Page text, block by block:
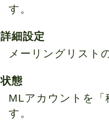
す。
詳細設定
メーリングリスト
状態
MLアカウントを
す。